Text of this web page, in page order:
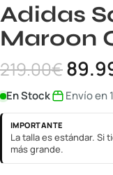
Adidas
Maroon
219.00€
En Stock Envío en
IMPORTANTE
La talla es estándar. Si
más grande.